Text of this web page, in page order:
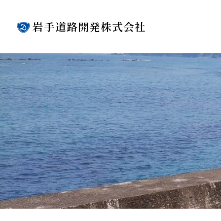
岩手道路開発株式会社